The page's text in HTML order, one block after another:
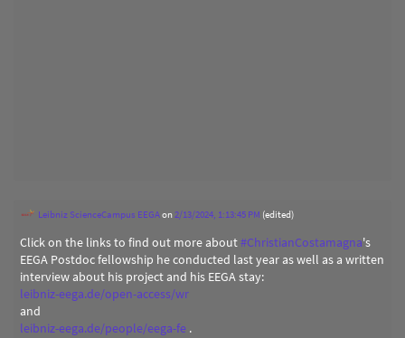
Leibniz ScienceCampus EEGAon2/13/2024, 1:13:45 PM (edited)
Click on the links to find out more about#ChristianCostamagna's
EEGA Postdoc fellowship he conducted last year as well as a written
interview about his project and his EEGA stay:
leibniz-eega.de/open-access/wr
and
leibniz-eega.de/people/eega-fe .